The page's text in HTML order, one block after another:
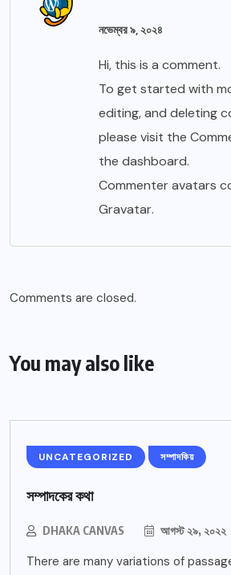
নভেম্বর ৯, ২০২৪
Hi, this is a comment.
To get started with
editing, and deleting
please visit the
the dashboard.
Commenter avatars
Gravatar.
Comments are closed.
You may also like
UNCATEGORIZED সম্পাদকিয়
সম্পাদকের কথা
DHAKA CANVAS আগস্ট ২৯, ২০২২
There are many variations of